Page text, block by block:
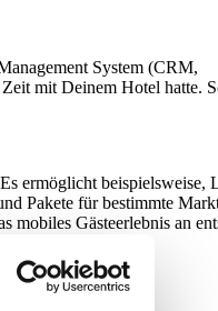
System (CRM,
mit Deinem Hotel hatte.
ermöglicht beispielsweise,
Pakete für bestimmte
Gästeerlebnis an